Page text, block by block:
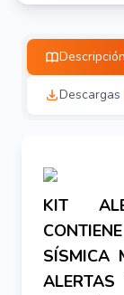
Descripción
Descargas
KIT
SÍSMICA